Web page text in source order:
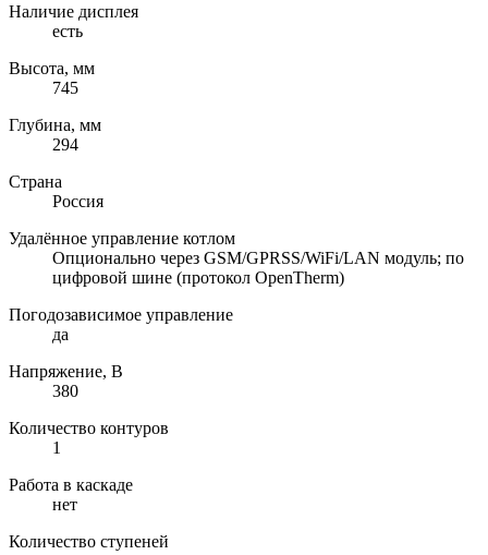
Наличие дисплея
есть
Высота, мм
745
Глубина, мм
294
Страна
Россия
Удалённое управление котлом
Опционально через GSM/GPRSS/WiFi/LAN модуль; по
цифровой шине (протокол OpenTherm)
Погодозависимое управление
да
Напряжение, В
380
Количество контуров
1
Работа в каскаде
нет
Количество ступеней